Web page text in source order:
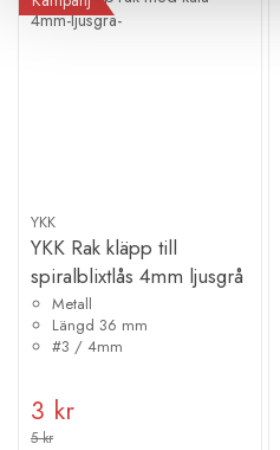
YKK
YKK Rak kläpp till
spiralblixtlås 4mm ljusgrå
Metall
Längd 36 mm
#3 / 4mm
3 kr
5 kr